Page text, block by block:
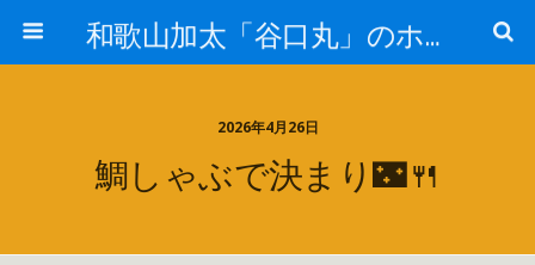
和歌山加太「谷口丸」のホームページ
2026年4月26日
鯛しゃぶで決まり🌃🍴